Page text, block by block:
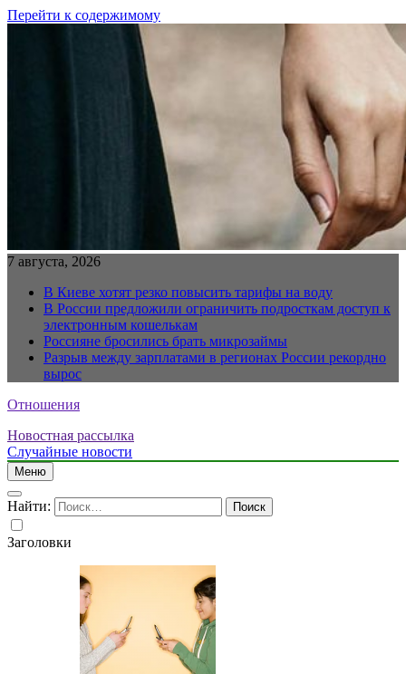
Перейти к содержимому
7 августа, 2026
В Киеве хотят резко повысить тарифы на воду
В России предложили ограничить подросткам доступ к
электронным кошелькам
Россияне бросились брать микрозаймы
Разрыв между зарплатами в регионах России рекордно
вырос
Отношения
Новостная рассылка
Случайные новости
Меню
Найти:
Заголовки